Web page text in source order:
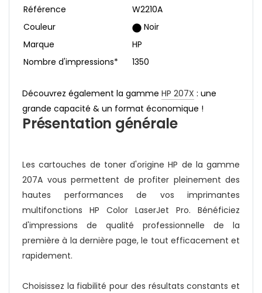
Référence
W2210A
Couleur
Noir
Marque
HP
Nombre d'impressions*
1350
Découvrez également la gamme HP 207X : une
grande capacité & un format économique !
Présentation générale
Les cartouches de toner d'origine HP de la gamme
207A vous permettent de profiter pleinement des
hautes performances de vos imprimantes
multifonctions HP Color LaserJet Pro. Bénéficiez
d'impressions de qualité professionnelle de la
première à la dernière page, le tout efficacement et
rapidement.
Choisissez la fiabilité pour des résultats constants et